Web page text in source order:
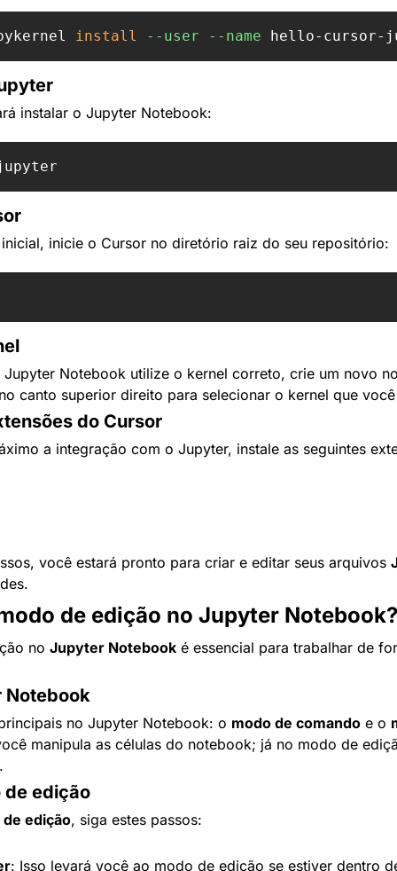
install --user --name hello-cursor-
instalar o Jupyter Notebook:
inicie o Cursor no diretório raiz do seu repositório:
Jupyter Notebook utilize o kernel correto, crie um novo
canto superior direito para selecionar o kernel que
do Cursor
a integração com o Jupyter, instale as seguintes
você estará pronto para criar e editar seus arquivos
de edição no Jupyter Notebook?
no Jupyter Notebook é essencial para trabalhar de
Notebook
no Jupyter Notebook: o modo de comando e o
manipula as células do notebook; já no modo de
de edição
edição, siga estes passos:
: Isso levará você ao modo de edição se estiver dentro